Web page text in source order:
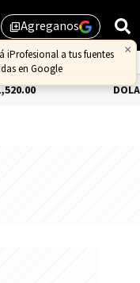
library_addAgreganos
×
iProfesional a tus fuentes
en Google
DÓLAR BLUE-